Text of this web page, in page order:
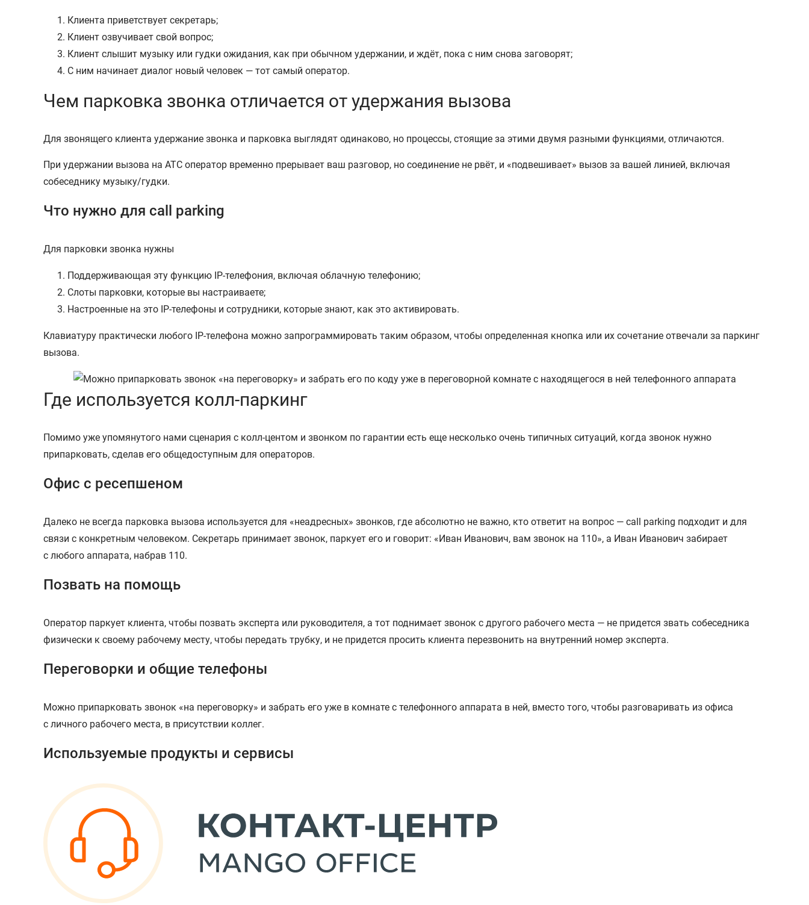
Клиента приветствует секретарь;
Клиент озвучивает свой вопрос;
Клиент слышит музыку или гудки ожидания, как при обычном удержании, и ждёт, пока с ним снова заговорят;
С ним начинает диалог новый человек — тот самый оператор.
Чем парковка звонка отличается от удержания вызова
Для звонящего клиента удержание звонка и парковка выглядят одинаково, но процессы, стоящие за этими двумя разными функциями, отличаются.
При удержании вызова на АТС оператор временно прерывает ваш разговор, но соединение не рвёт, и «подвешивает» вызов за вашей линией, включая
собеседнику музыку/гудки.
Что нужно для call parking
Для парковки звонка нужны
Поддерживающая эту функцию IP-телефония, включая облачную телефонию;
Слоты парковки, которые вы настраиваете;
Настроенные на это IP-телефоны и сотрудники, которые знают, как это активировать.
Клавиатуру практически любого IP-телефона можно запрограммировать таким образом, чтобы определенная кнопка или их сочетание отвечали за паркинг
вызова.
Где используется колл-паркинг
Помимо уже упомянутого нами сценария с колл-центом и звонком по гарантии есть еще несколько очень типичных ситуаций, когда звонок нужно
припарковать, сделав его общедоступным для операторов.
Офис с ресепшеном
Далеко не всегда парковка вызова используется для «неадресных» звонков, где абсолютно не важно, кто ответит на вопрос — call parking подходит и для
связи с конкретным человеком. Секретарь принимает звонок, паркует его и говорит: «Иван Иванович, вам звонок на 110», а Иван Иванович забирает
с любого аппарата, набрав 110.
Позвать на помощь
Оператор паркует клиента, чтобы позвать эксперта или руководителя, а тот поднимает звонок с другого рабочего места — не придется звать собеседника
физически к своему рабочему месту, чтобы передать трубку, и не придется просить клиента перезвонить на внутренний номер эксперта.
Переговорки и общие телефоны
Можно припарковать звонок «на переговорку» и забрать его уже в комнате с телефонного аппарата в ней, вместо того, чтобы разговаривать из офиса
с личного рабочего места, в присутствии коллег.
Используемые продукты и сервисы